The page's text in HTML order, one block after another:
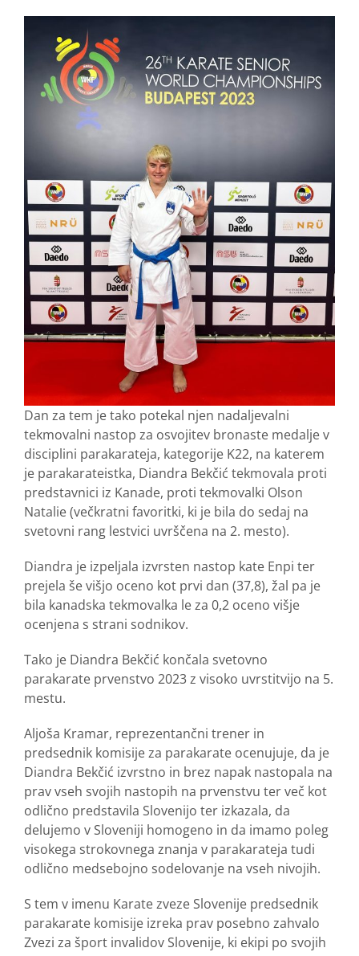
Dan za tem je tako potekal njen nadaljevalni
tekmovalni nastop za osvojitev bronaste medalje v
disciplini parakarateja, kategorije K22, na katerem
je parakarateistka, Diandra Bekčić tekmovala proti
predstavnici iz Kanade, proti tekmovalki Olson
Natalie (večkratni favoritki, ki je bila do sedaj na
svetovni rang lestvici uvrščena na 2. mesto).
Diandra je izpeljala izvrsten nastop kate Enpi ter
prejela še višjo oceno kot prvi dan (37,8), žal pa je
bila kanadska tekmovalka le za 0,2 oceno višje
ocenjena s strani sodnikov.
Tako je Diandra Bekčić končala svetovno
parakarate prvenstvo 2023 z visoko uvrstitvijo na 5.
mestu.
Aljoša Kramar, reprezentančni trener in
predsednik komisije za parakarate ocenujuje, da je
Diandra Bekčić izvrstno in brez napak nastopala na
prav vseh svojih nastopih na prvenstvu ter več kot
odlično predstavila Slovenijo ter izkazala, da
delujemo v Sloveniji homogeno in da imamo poleg
visokega strokovnega znanja v parakarateja tudi
odlično medsebojno sodelovanje na vseh nivojih.
S tem v imenu Karate zveze Slovenije predsednik
parakarate komisije izreka prav posebno zahvalo
Zvezi za šport invalidov Slovenije, ki ekipi po svojih